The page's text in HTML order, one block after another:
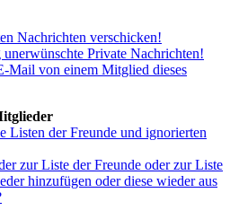
Nachrichten verschicken!
Private Nachrichten!
Mail von einem Mitglied dieses
Listen der Freunde und ignorierten
zur Liste der Freunde oder zur Liste
hinzufügen oder diese wieder aus